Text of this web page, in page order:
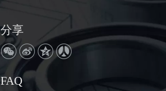
分享
FAQ
Q公司地址在哪里